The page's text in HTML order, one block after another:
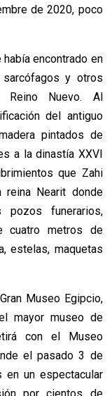
de 2020, poco
encontrado en
y otros
Reino Nuevo. Al
del antiguo
pintados de
a la dinastía XXVI
que Zahi
Nearit donde
pozos funerarios,
cuatro metros de
estelas, maquetas
Museo Egipcio,
mayor museo de
con el Museo
el pasado 3 de
en un espectacular
por cientos de